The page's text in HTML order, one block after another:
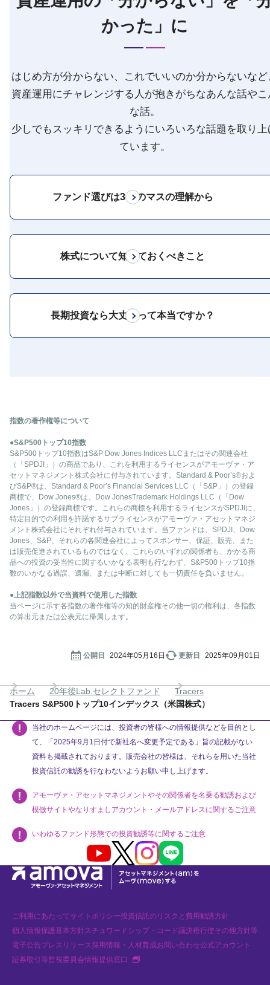
かった」に
はじめ方が分からない、これでいいのか分からないなど
資産運用にチャレンジする人が抱きがちなあんな話やこ
な話。
少しでもスッキリできるようにいろいろな話題を取り上
ています。
ファンド選びは3×3のマスの理解から
株式について知っておくべきこと
長期投資なら大丈夫って本当ですか？
指数の著作権等について
●S&P500トップ10指数
S&P500トップ10指数はS&P Dow Jones Indices LLCまたはその関連会社
（「SPDJI」）の商品であり、これを利用するライセンスがアモーヴァ・ア
セットマネジメント株式会社に付与されています。Standard & Poor’s®およ
びS&P®は、Standard & Poor’s Financial Services LLC（「S&P」）の登録
商標で、Dow Jones®は、Dow JonesTrademark Holdings LLC（「Dow
Jones」）の登録商標です。これらの商標を利用するライセンスがSPDJIに、
特定目的での利用を許諾するサブライセンスがアモーヴァ・アセットマネジ
メント株式会社にそれぞれ付与されています。当ファンドは、SPDJI、Dow
Jones、S&P、それらの各関連会社によってスポンサー、保証、販売、また
は販売促進されているものではなく、これらのいずれの関係者も、かかる商
品への投資の妥当性に関するいかなる表明も行なわず、S&P500トップ10指
数のいかなる過誤、遺漏、または中断に対しても一切責任を負いません。
●上記指数以外で当資料で使用した指数
当ページに示す各指数の著作権等の知的財産権その他一切の権利は、各指数
の算出元または公表元に帰属します。
公開日 2024年05月16日 更新日 2025年09月01日
ホーム 20年後Lab.セレクトファンド
Tracers
Tracers S&P500トップ10インデックス（米国株式）
当社のホームページには、投資者の皆様への情報提供などを目的とし
て、「2025年9月1日付で新社名へ変更予定である」旨の記載がない
資料も掲載されております。販売会社の皆様は、それらを用いた当社
投資信託の勧誘を行なわないようお願い申し上げます。
アモーヴァ・アセットマネジメントやその関係者を名乗る勧誘および
模倣サイトやなりすましアカウント・メールアドレスに関するご注意
いわゆるファンド形態での投資勧誘等に関するご注意
Youtube X InstagramLINE
ご利用にあたってサイトポリシー投資信託のリスクと費用勧誘方針
個人情報保護基本方針スチュワードシップ・コード議決権行使その他方針等
電子公告プレスリリース採用情報・人材育成お問い合わせ公式アカウント
証券取引等監視委員会情報提供窓口